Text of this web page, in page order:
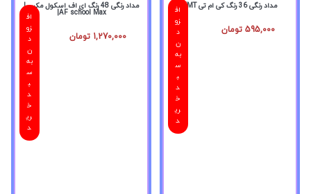
مداد رنگی 36 رنگ کی ام تی KMT
595,000 تومان
اف
زو
د
ن
به
س
ب
د
خ
ری
د
مداد رنگی 48 رنگ ای اف اسکول مکس|
AF school Max|
1,270,000 تومان
اف
زو
د
ن
به
س
ب
د
خ
ری
د